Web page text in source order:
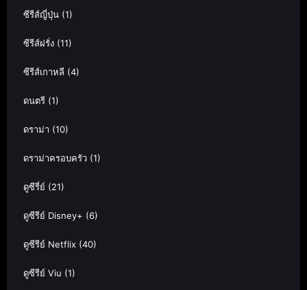
ซีรีส์ญี่ปุ่น (1)
ซีรีส์ฝรั่ง (11)
ซีรีส์เกาหลี (4)
ดนตรี (1)
ดราม่า (10)
ดราม่าครอบครัว (1)
ดูซีรี่ย์ (21)
ดูซีรีย์ Disney+ (6)
ดูซีรีย์ Netflix (40)
ดูซีรีย์ Viu (1)